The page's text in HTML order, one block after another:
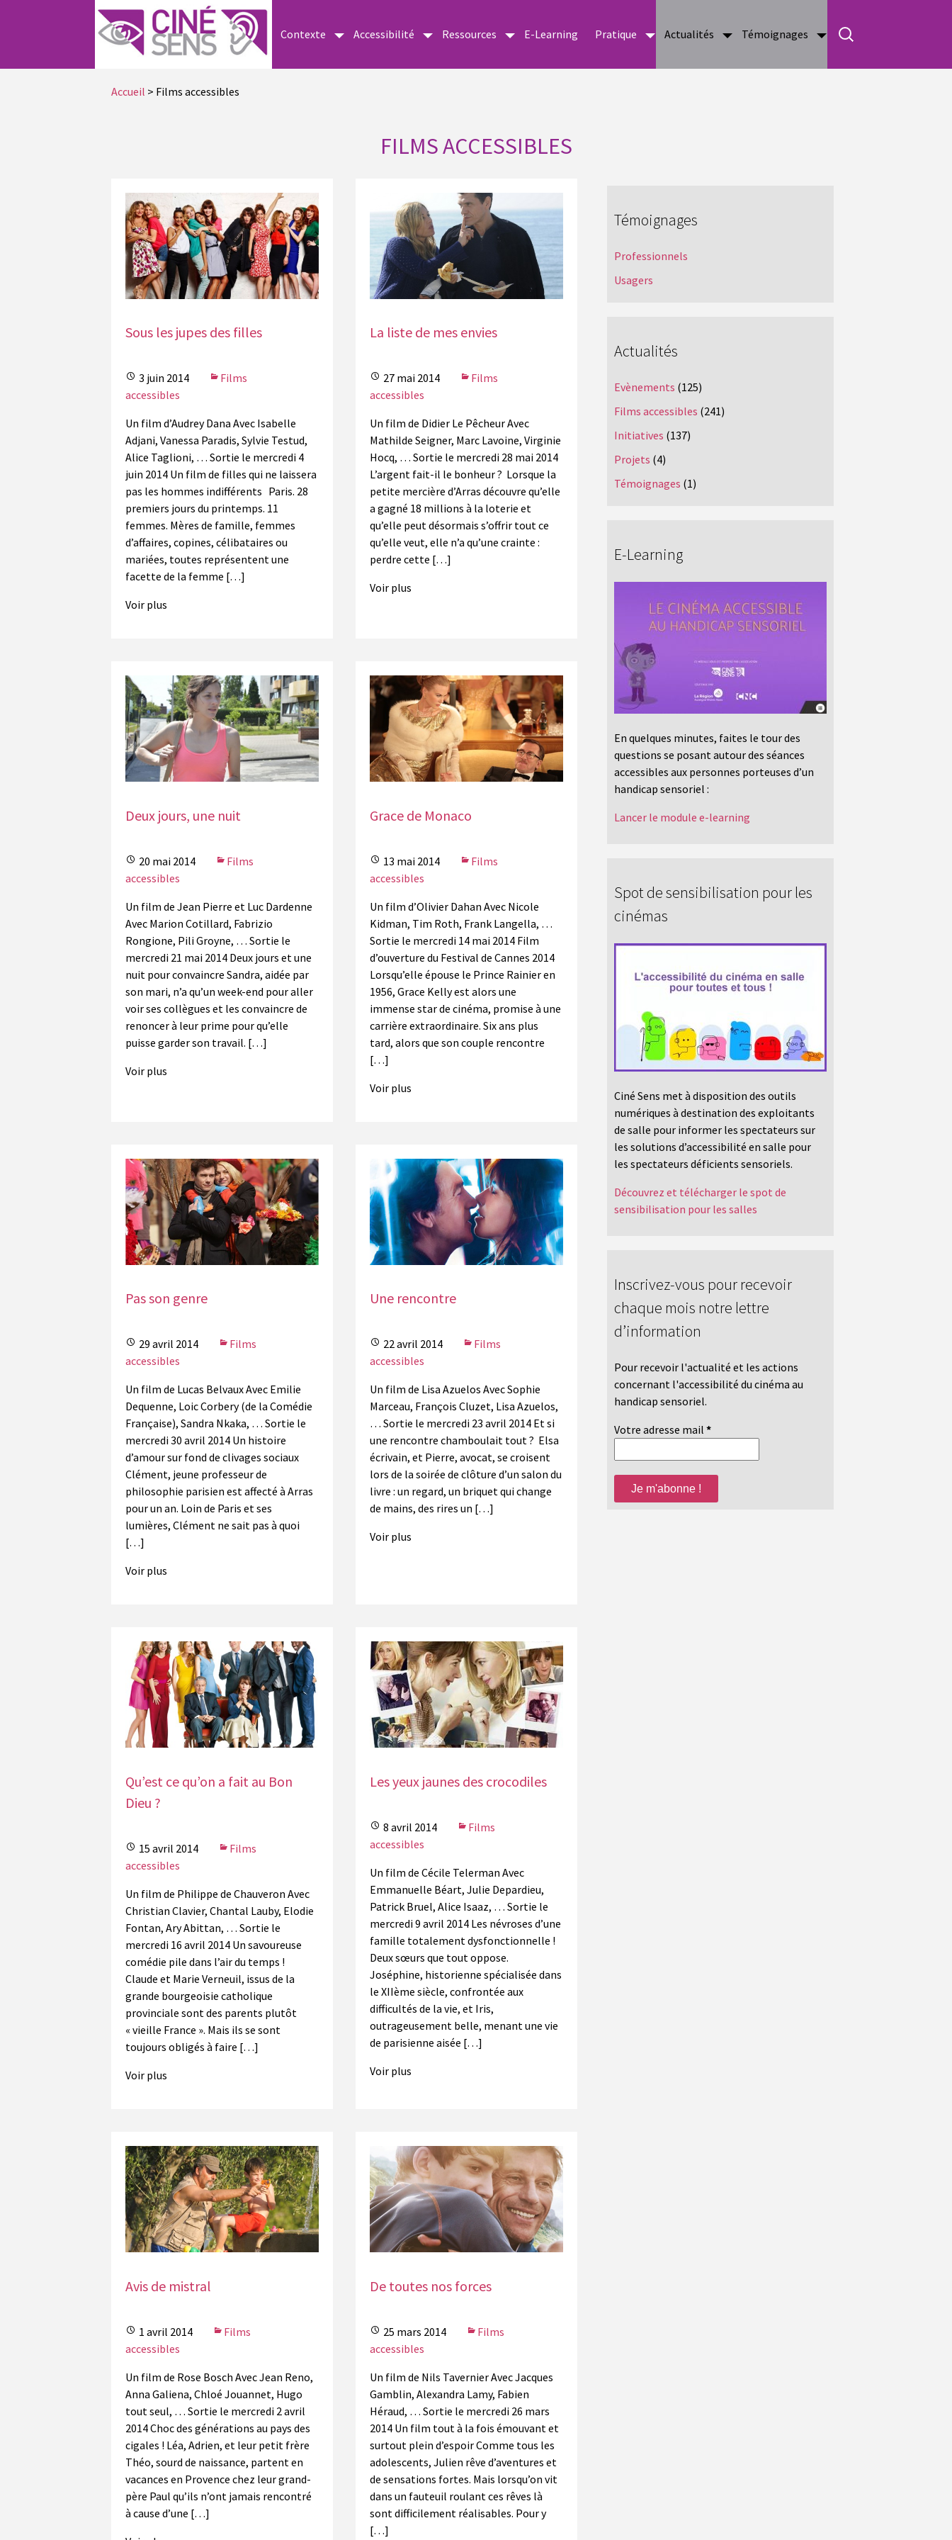
Contexte Accessibilité Ressources E-Learning Pratique Actualités Témoignages
Accueil > Films accessibles
FILMS ACCESSIBLES
Sous les jupes des filles
3 juin 2014
Films
accessibles
Un film d’Audrey Dana Avec Isabelle
Adjani, Vanessa Paradis, Sylvie Testud,
Alice Taglioni, … Sortie le mercredi 4
juin 2014 Un film de filles qui ne laissera
pas les hommes indifférents Paris. 28
premiers jours du printemps. 11
femmes. Mères de famille, femmes
d’affaires, copines, célibataires ou
mariées, toutes représentent une
facette de la femme […]
Voir plus
La liste de mes envies
27 mai 2014
Films
accessibles
Un film de Didier Le Pêcheur Avec
Mathilde Seigner, Marc Lavoine, Virginie
Hocq, … Sortie le mercredi 28 mai 2014
L’argent fait-il le bonheur ? Lorsque la
petite mercière d’Arras découvre qu’elle
a gagné 18 millions à la loterie et
qu’elle peut désormais s’offrir tout ce
qu’elle veut, elle n’a qu’une crainte :
perdre cette […]
Voir plus
Deux jours, une nuit
20 mai 2014
Films
accessibles
Un film de Jean Pierre et Luc Dardenne
Avec Marion Cotillard, Fabrizio
Rongione, Pili Groyne, … Sortie le
mercredi 21 mai 2014 Deux jours et une
nuit pour convaincre Sandra, aidée par
son mari, n’a qu’un week-end pour aller
voir ses collègues et les convaincre de
renoncer à leur prime pour qu’elle
puisse garder son travail. […]
Voir plus
Grace de Monaco
13 mai 2014
Films
accessibles
Un film d’Olivier Dahan Avec Nicole
Kidman, Tim Roth, Frank Langella, …
Sortie le mercredi 14 mai 2014 Film
d’ouverture du Festival de Cannes 2014
Lorsqu’elle épouse le Prince Rainier en
1956, Grace Kelly est alors une
immense star de cinéma, promise à une
carrière extraordinaire. Six ans plus
tard, alors que son couple rencontre
[…]
Voir plus
Pas son genre
29 avril 2014
Films
accessibles
Un film de Lucas Belvaux Avec Emilie
Dequenne, Loic Corbery (de la Comédie
Française), Sandra Nkaka, … Sortie le
mercredi 30 avril 2014 Un histoire
d’amour sur fond de clivages sociaux
Clément, jeune professeur de
philosophie parisien est affecté à Arras
pour un an. Loin de Paris et ses
lumières, Clément ne sait pas à quoi
[…]
Voir plus
Une rencontre
22 avril 2014
Films
accessibles
Un film de Lisa Azuelos Avec Sophie
Marceau, François Cluzet, Lisa Azuelos,
… Sortie le mercredi 23 avril 2014 Et si
une rencontre chamboulait tout ? Elsa
écrivain, et Pierre, avocat, se croisent
lors de la soirée de clôture d’un salon du
livre : un regard, un briquet qui change
de mains, des rires un […]
Voir plus
Qu’est ce qu’on a fait au Bon
Dieu ?
15 avril 2014
Films
accessibles
Un film de Philippe de Chauveron Avec
Christian Clavier, Chantal Lauby, Elodie
Fontan, Ary Abittan, … Sortie le
mercredi 16 avril 2014 Un savoureuse
comédie pile dans l’air du temps !
Claude et Marie Verneuil, issus de la
grande bourgeoisie catholique
provinciale sont des parents plutôt
« vieille France ». Mais ils se sont
toujours obligés à faire […]
Voir plus
Les yeux jaunes des crocodiles
8 avril 2014
Films
accessibles
Un film de Cécile Telerman Avec
Emmanuelle Béart, Julie Depardieu,
Patrick Bruel, Alice Isaaz, … Sortie le
mercredi 9 avril 2014 Les névroses d’une
famille totalement dysfonctionnelle !
Deux sœurs que tout oppose.
Joséphine, historienne spécialisée dans
le XIIème siècle, confrontée aux
difficultés de la vie, et Iris,
outrageusement belle, menant une vie
de parisienne aisée […]
Voir plus
Avis de mistral
1 avril 2014
Films
accessibles
Un film de Rose Bosch Avec Jean Reno,
Anna Galiena, Chloé Jouannet, Hugo
tout seul, … Sortie le mercredi 2 avril
2014 Choc des générations au pays des
cigales ! Léa, Adrien, et leur petit frère
Théo, sourd de naissance, partent en
vacances en Provence chez leur grand-
père Paul qu’ils n’ont jamais rencontré
à cause d’une […]
De toutes nos forces
25 mars 2014
Films
accessibles
Un film de Nils Tavernier Avec Jacques
Gamblin, Alexandra Lamy, Fabien
Héraud, … Sortie le mercredi 26 mars
2014 Un film tout à la fois émouvant et
surtout plein d’espoir Comme tous les
adolescents, Julien rêve d’aventures et
de sensations fortes. Mais lorsqu’on vit
dans un fauteuil roulant ces rêves là
sont difficilement réalisables. Pour y
[…]
Témoignages
Professionnels
Usagers
Actualités
Evènements (125)
Films accessibles (241)
Initiatives (137)
Projets (4)
Témoignages (1)
E-Learning
En quelques minutes, faites le tour des
questions se posant autour des séances
accessibles aux personnes porteuses d’un
handicap sensoriel :
Lancer le module e-learning
Spot de sensibilisation pour les
cinémas
Ciné Sens met à disposition des outils
numériques à destination des exploitants
de salle pour informer les spectateurs sur
les solutions d’accessibilité en salle pour
les spectateurs déficients sensoriels.
Découvrez et télécharger le spot de
sensibilisation pour les salles
Inscrivez-vous pour recevoir
chaque mois notre lettre
d’information
Pour recevoir l'actualité et les actions
concernant l'accessibilité du cinéma au
handicap sensoriel.
Votre adresse mail *